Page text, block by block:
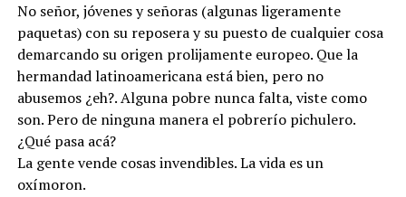
No señor, jóvenes y señoras (algunas ligeramente
paquetas) con su reposera y su puesto de cualquier cosa
demarcando su origen prolijamente europeo. Que la
hermandad latinoamericana está bien, pero no
abusemos ¿eh?. Alguna pobre nunca falta, viste como
son. Pero de ninguna manera el pobrerío pichulero.
¿Qué pasa acá?
La gente vende cosas invendibles. La vida es un
oxímoron.